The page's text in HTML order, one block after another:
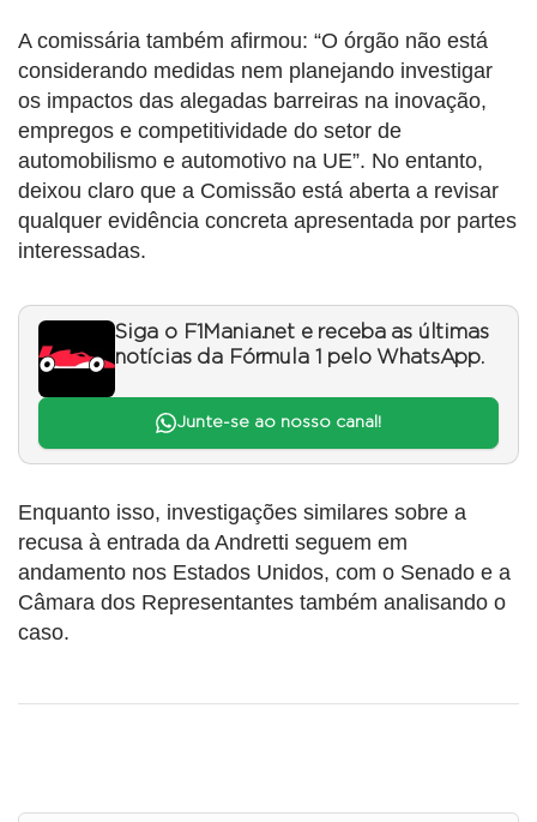
A comissária também afirmou: “O órgão não está
considerando medidas nem planejando investigar
os impactos das alegadas barreiras na inovação,
empregos e competitividade do setor de
automobilismo e automotivo na UE”. No entanto,
deixou claro que a Comissão está aberta a revisar
qualquer evidência concreta apresentada por partes
interessadas.
Siga o F1Mania.net e receba as últimas
notícias da Fórmula 1 pelo WhatsApp.
Junte-se ao nosso canal!
Enquanto isso, investigações similares sobre a
recusa à entrada da Andretti seguem em
andamento nos Estados Unidos, com o Senado e a
Câmara dos Representantes também analisando o
caso.